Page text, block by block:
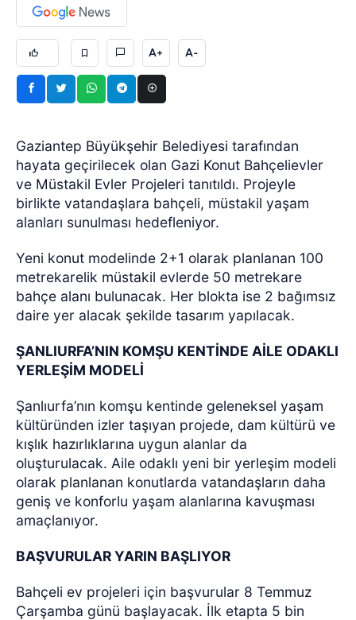
A+ A-
Gaziantep Büyükşehir Belediyesi tarafından
hayata geçirilecek olan Gazi Konut Bahçelievler
ve Müstakil Evler Projeleri tanıtıldı. Projeyle
birlikte vatandaşlara bahçeli, müstakil yaşam
alanları sunulması hedefleniyor.
Yeni konut modelinde 2+1 olarak planlanan 100
metrekarelik müstakil evlerde 50 metrekare
bahçe alanı bulunacak. Her blokta ise 2 bağımsız
daire yer alacak şekilde tasarım yapılacak.
ŞANLIURFA’NIN KOMŞU KENTİNDE AİLE ODAKLI
YERLEŞİM MODELİ
Şanlıurfa’nın komşu kentinde geleneksel yaşam
kültüründen izler taşıyan projede, dam kültürü ve
kışlık hazırlıklarına uygun alanlar da
oluşturulacak. Aile odaklı yeni bir yerleşim modeli
olarak planlanan konutlarda vatandaşların daha
geniş ve konforlu yaşam alanlarına kavuşması
amaçlanıyor.
BAŞVURULAR YARIN BAŞLIYOR
Bahçeli ev projeleri için başvurular 8 Temmuz
Çarşamba günü başlayacak. İlk etapta 5 bin